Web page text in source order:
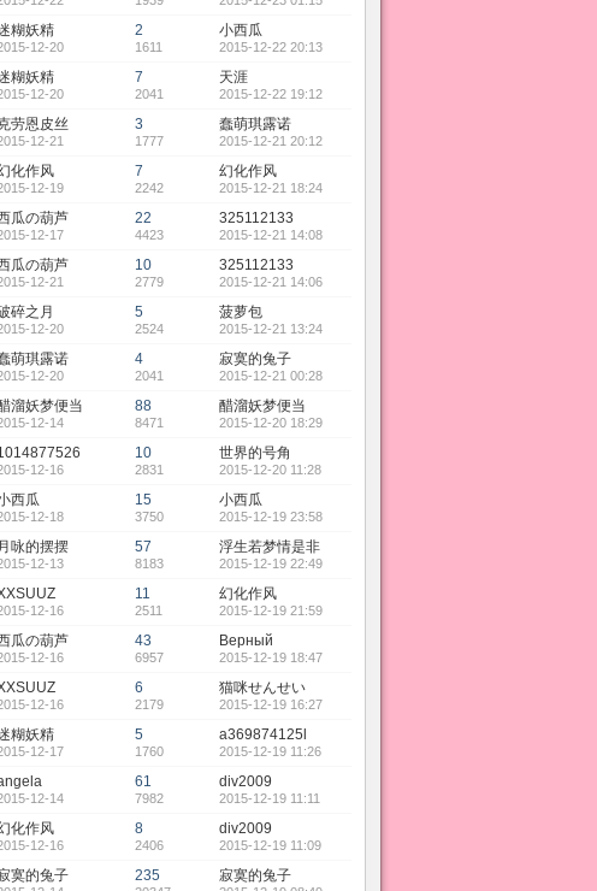
糊妖精
12-20
2
1611
小西瓜
2015-12-22 20:13
糊妖精
12-20
7
2041
天涯
2015-12-22 19:12
劳恩皮丝
12-21
3
1777
蠢萌琪露诺
2015-12-21 20:12
化作风
12-19
7
2242
幻化作风
2015-12-21 18:24
瓜の葫芦
12-17
22
4423
325112133
2015-12-21 14:08
瓜の葫芦
12-21
10
2779
325112133
2015-12-21 14:06
碎之月
12-20
5
2524
菠萝包
2015-12-21 13:24
萌琪露诺
12-20
4
2041
寂寞的兔子
2015-12-21 00:28
溜妖梦便当
12-14
88
8471
醋溜妖梦便当
2015-12-20 18:29
12-16
10
2831
世界的号角
2015-12-20 11:28
西瓜
12-18
15
3750
小西瓜
2015-12-19 23:58
月咏的摆摆
12-13
57
8183
浮生若梦情是非
2015-12-19 22:49
12-16
11
2511
幻化作风
2015-12-19 21:59
瓜の葫芦
12-16
43
6957
Верный
2015-12-19 18:47
12-16
6
2179
猫咪せんせい
2015-12-19 16:27
糊妖精
12-17
5
1760
a369874125l
2015-12-19 11:26
12-14
61
7982
div2009
2015-12-19 11:11
化作风
12-16
8
2406
div2009
2015-12-19 11:09
寞的兔子 235 寂寞的兔子